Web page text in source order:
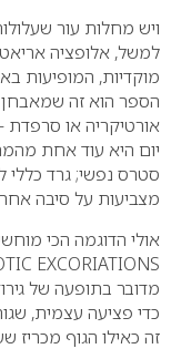
ויש מחלות עור
למשל, אלופציה
מוקדיות, המופיעות
הספר הוא זה
אורטיקריה או
יום היא עוד אחת
סטרס נפשי; גרד כללי
מצביעות על סיבה
אולי הדוגמה הכי
EXCORIATIONS.
מדובר בתופעה של
כדי פציעה עצמית,
זה כאילו הגוף מכריז